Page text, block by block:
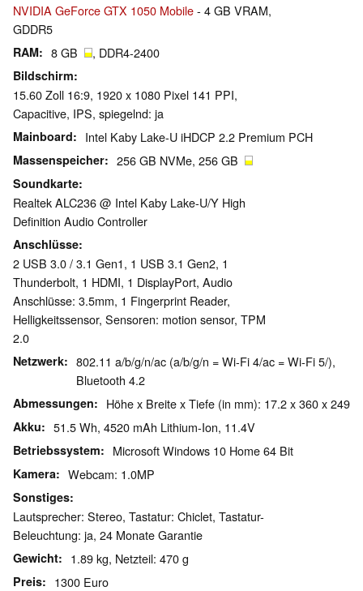
NVIDIA GeForce GTX 1050 Mobile- 4 GB VRAM,
GDDR5
RAM 8 GB , DDR4-2400
Bildschirm
15.60 Zoll 16:9, 1920 x 1080 Pixel 141 PPI,
Capacitive, IPS, spiegelnd: ja
Mainboard Intel Kaby Lake-U iHDCP 2.2 Premium PCH
Massenspeicher 256 GB NVMe, 256 GB
Soundkarte
Realtek ALC236 @ Intel Kaby Lake-U/Y High
Definition Audio Controller
Anschlüsse
2 USB 3.0 / 3.1 Gen1, 1 USB 3.1 Gen2, 1
Thunderbolt, 1 HDMI, 1 DisplayPort, Audio
Anschlüsse: 3.5mm, 1 Fingerprint Reader,
Helligkeitssensor, Sensoren: motion sensor, TPM
2.0
Netzwerk
802.11 a/b/g/n/ac (a/b/g/n = Wi-Fi 4/ac = Wi-Fi 5/),
Bluetooth 4.2
Abmessungen Höhe x Breite x Tiefe (in mm): 17.2 x 360 x 249
Akku 51.5 Wh, 4520 mAh Lithium-Ion, 11.4V
Betriebssystem Microsoft Windows 10 Home 64 Bit
Kamera Webcam: 1.0MP
Sonstiges
Lautsprecher: Stereo, Tastatur: Chiclet, Tastatur-
Beleuchtung: ja, 24 Monate Garantie
Gewicht 1.89 kg, Netzteil: 470 g
Preis 1300 Euro